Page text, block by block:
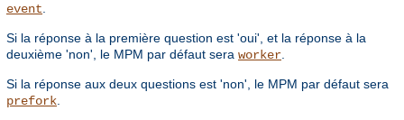
event.
Si la réponse à la première question est 'oui', et la réponse à la
deuxième 'non', le MPM par défaut sera worker.
Si la réponse aux deux questions est 'non', le MPM par défaut sera
prefork.